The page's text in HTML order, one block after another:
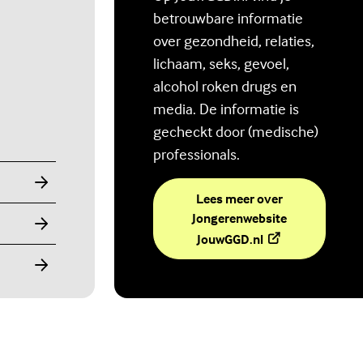
betrouwbare informatie
over gezondheid, relaties,
lichaam, seks, gevoel,
alcohol roken drugs en
media. De informatie is
gecheckt door (medische)
professionals.
Lees meer over
Jongerenwebsite
JouwGGD.nl(Externe link)